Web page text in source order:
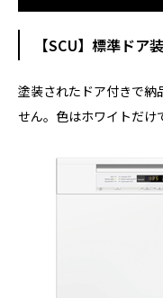
【SCU】標準ドア
塗装されたドア付きで納
せん。色はホワイトだけ